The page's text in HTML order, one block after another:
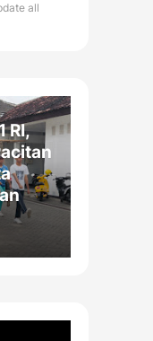
all
RI,